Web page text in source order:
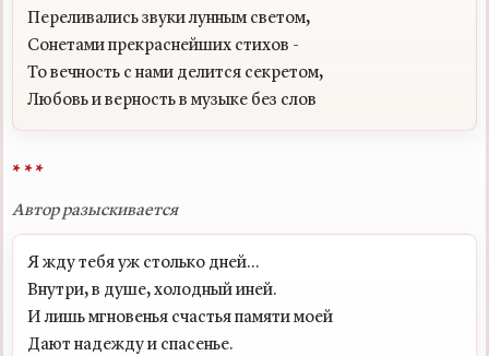
Переливались звуки лунным светом,
Сонетами прекраснейших стихов -
То вечность с нами делится секретом,
* * *
Автор разыскивается
Я жду тебя уж столько дней...
Внутри, в душе, холодный иней.
И лишь мгновенья счастья памяти моей
Дают надежду и спасенье.